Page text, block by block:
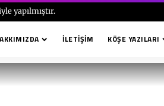
yapılmıştır.
İLETIŞIM KÖŞE YAZILARI